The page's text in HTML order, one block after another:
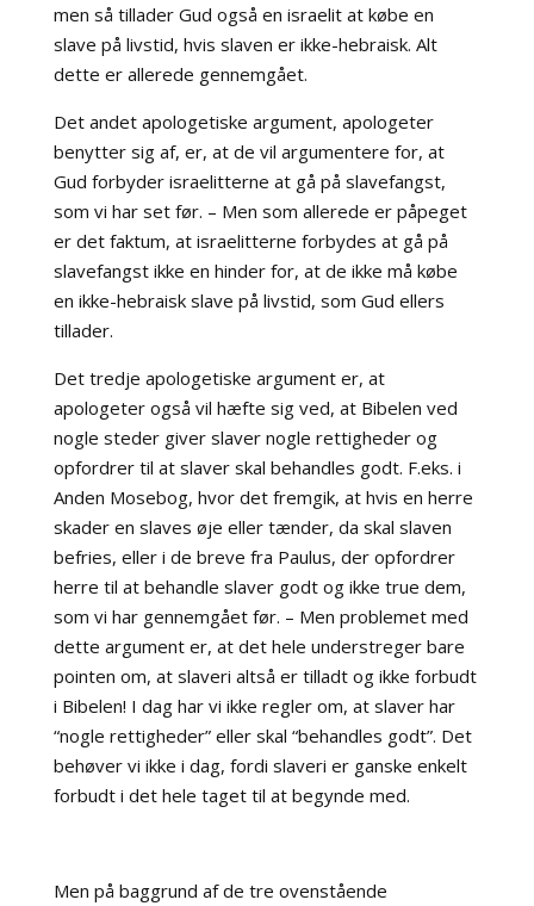
men så tillader Gud også en israelit at købe en
slave på livstid, hvis slaven er ikke-hebraisk. Alt
dette er allerede gennemgået.
Det andet apologetiske argument, apologeter
benytter sig af, er, at de vil argumentere for, at
Gud forbyder israelitterne at gå på slavefangst,
som vi har set før. – Men som allerede er påpeget
er det faktum, at israelitterne forbydes at gå på
slavefangst ikke en hinder for, at de ikke må købe
en ikke-hebraisk slave på livstid, som Gud ellers
tillader.
Det tredje apologetiske argument er, at
apologeter også vil hæfte sig ved, at Bibelen ved
nogle steder giver slaver nogle rettigheder og
opfordrer til at slaver skal behandles godt. F.eks. i
Anden Mosebog, hvor det fremgik, at hvis en herre
skader en slaves øje eller tænder, da skal slaven
befries, eller i de breve fra Paulus, der opfordrer
herre til at behandle slaver godt og ikke true dem,
som vi har gennemgået før. – Men problemet med
dette argument er, at det hele understreger bare
pointen om, at slaveri altså er tilladt og ikke forbudt
i Bibelen! I dag har vi ikke regler om, at slaver har
“nogle rettigheder” eller skal “behandles godt”. Det
behøver vi ikke i dag, fordi slaveri er ganske enkelt
forbudt i det hele taget til at begynde med.
Men på baggrund af de tre ovenstående